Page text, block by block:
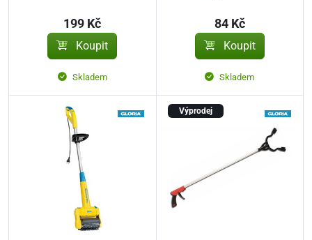
199 Kč
Koupit
Skladem
84 Kč
Koupit
Skladem
Výprodej